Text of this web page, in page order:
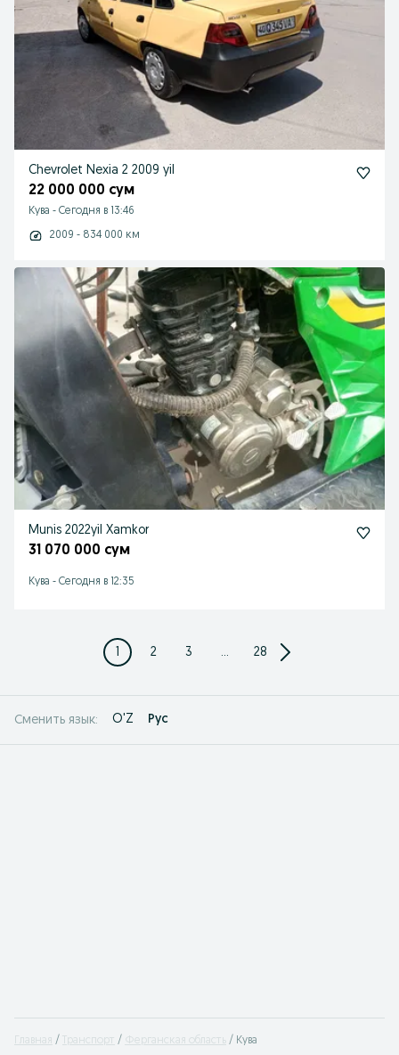
Chevrolet Nexia 2 2009 yil
22 000 000 сум
Кува - Сегодня в 13:46
2009 - 834 000 км
Munis 2022yil Xamkor
31 070 000 сум
Кува - Сегодня в 12:35
1 2 3 ... 28
Сменить язык: O'Z Рус
Главная Транспорт Ферганская область Кува